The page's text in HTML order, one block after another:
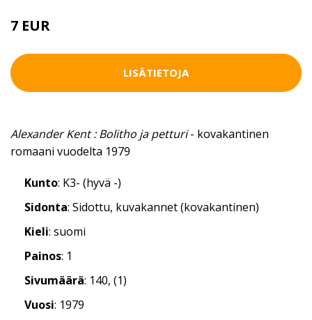
7 EUR
LISÄTIETOJA
Alexander Kent : Bolitho ja petturi- kovakantinen
romaani vuodelta 1979
Kunto: K3- (hyvä -)
Sidonta: Sidottu, kuvakannet (kovakantinen)
Kieli: suomi
Painos: 1
Sivumäärä: 140, (1)
Vuosi: 1979